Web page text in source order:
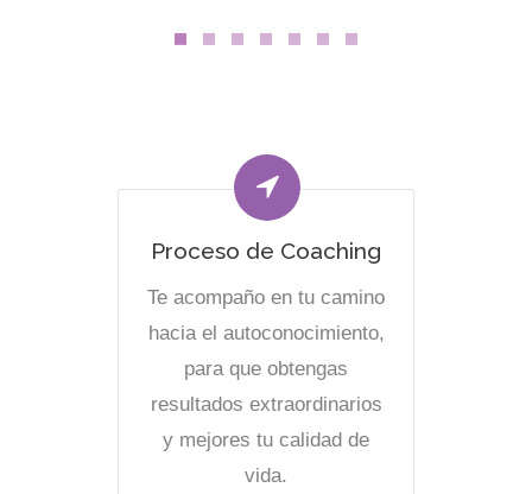
Proceso de Coaching
Te acompaño en tu camino
hacia el autoconocimiento,
para que obtengas
resultados extraordinarios
y mejores tu calidad de
vida.